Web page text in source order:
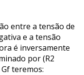
entre a tensão de
e a tensão
é inversamente
por (R2
teremos: